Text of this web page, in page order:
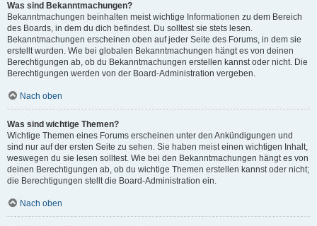
Was sind Bekanntmachungen?
Bekanntmachungen beinhalten meist wichtige Informationen zu dem Bereich
des Boards, in dem du dich befindest. Du solltest sie stets lesen.
Bekanntmachungen erscheinen oben auf jeder Seite des Forums, in dem sie
erstellt wurden. Wie bei globalen Bekanntmachungen hängt es von deinen
Berechtigungen ab, ob du Bekanntmachungen erstellen kannst oder nicht. Die
Berechtigungen werden von der Board-Administration vergeben.
Nach oben
Was sind wichtige Themen?
Wichtige Themen eines Forums erscheinen unter den Ankündigungen und
sind nur auf der ersten Seite zu sehen. Sie haben meist einen wichtigen Inhalt,
weswegen du sie lesen solltest. Wie bei den Bekanntmachungen hängt es von
deinen Berechtigungen ab, ob du wichtige Themen erstellen kannst oder nicht;
die Berechtigungen stellt die Board-Administration ein.
Nach oben